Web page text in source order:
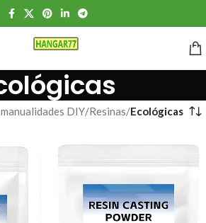
DIY/Resinas/Ecológicas